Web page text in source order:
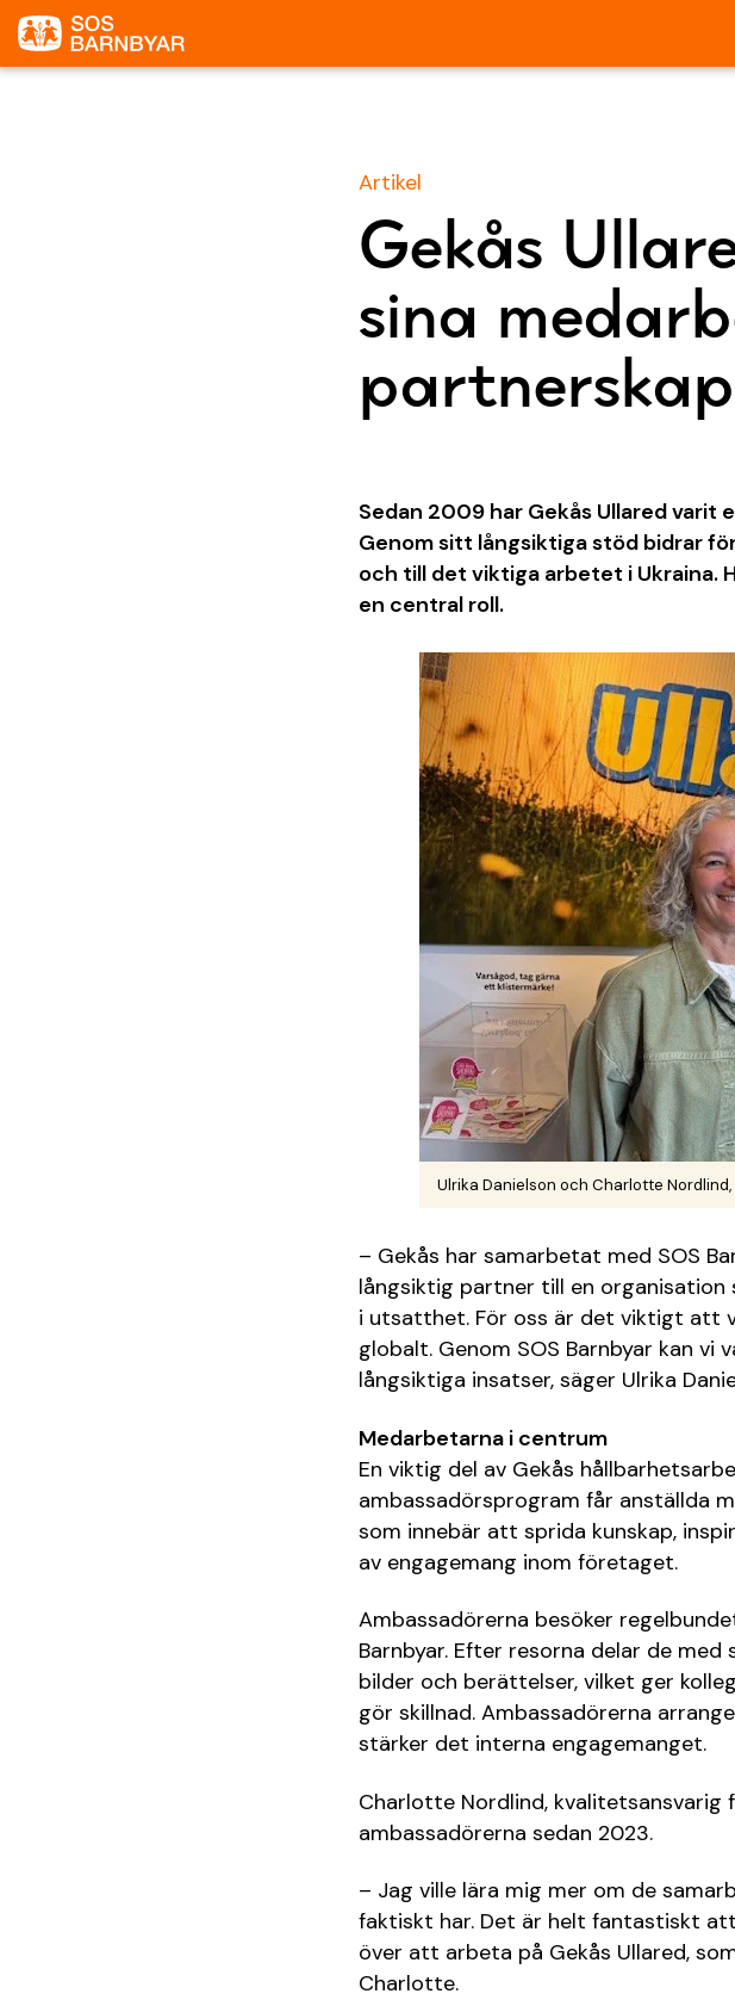
Artikel
Gekås
sina
Sedan 2009 har Gekås Ullared varit
Genom sitt långsiktiga stöd bidrar
och till det viktiga arbetet i Ukraina.
en central roll.
Ulrika Danielson och Charlotte Nordlind,
– Gekås har samarbetat med SOS
långsiktig partner till en
i utsatthet. För oss är det viktigt att
globalt. Genom SOS Barnbyar kan
långsiktiga insatser, säger Ulrika
Medarbetarna i centrum
En viktig del av Gekås
ambassadörsprogram får anställda
som innebär att sprida kunskap,
av engagemang inom företaget.
Ambassadörerna besöker
Barnbyar. Efter resorna delar de
bilder och berättelser, vilket ger
gör skillnad. Ambassadörerna
stärker det interna engagemanget.
Charlotte Nordlind, kvalitetsansvarig
ambassadörerna sedan 2023.
– Jag ville lära mig mer om de
faktiskt har. Det är helt fantastiskt
över att arbeta på Gekås Ullared,
Charlotte.